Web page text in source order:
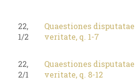
22,
1/2
Quaestiones disputatae
veritate, q. 1-7
22,
2/1
Quaestiones disputatae
veritate, q. 8-12